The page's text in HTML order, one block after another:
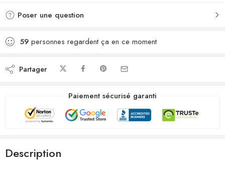
Poser une question
59 personnes regardent ça en ce moment
Partager
Paiement sécurisé garanti
Description